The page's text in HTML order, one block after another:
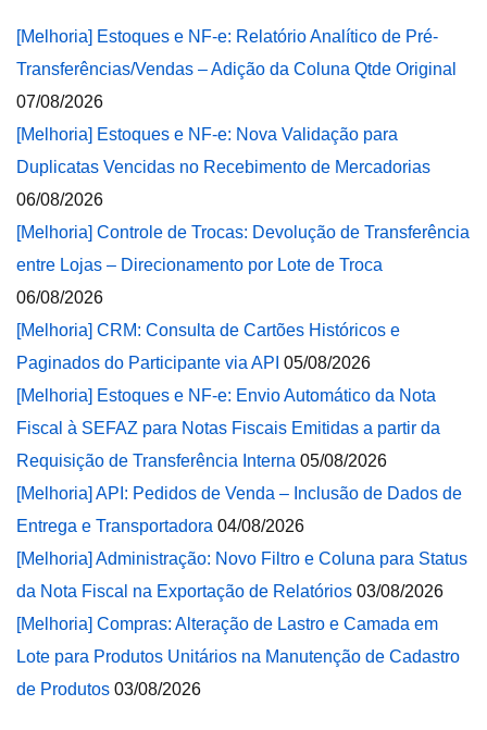
[Melhoria] Estoques e NF-e: Relatório Analítico de Pré-
Transferências/Vendas – Adição da Coluna Qtde Original
07/08/2026
[Melhoria] Estoques e NF-e: Nova Validação para
Duplicatas Vencidas no Recebimento de Mercadorias
06/08/2026
[Melhoria] Controle de Trocas: Devolução de Transferência
entre Lojas – Direcionamento por Lote de Troca
06/08/2026
[Melhoria] CRM: Consulta de Cartões Históricos e
Paginados do Participante via API 05/08/2026
[Melhoria] Estoques e NF-e: Envio Automático da Nota
Fiscal à SEFAZ para Notas Fiscais Emitidas a partir da
Requisição de Transferência Interna 05/08/2026
[Melhoria] API: Pedidos de Venda – Inclusão de Dados de
Entrega e Transportadora 04/08/2026
[Melhoria] Administração: Novo Filtro e Coluna para Status
da Nota Fiscal na Exportação de Relatórios 03/08/2026
[Melhoria] Compras: Alteração de Lastro e Camada em
Lote para Produtos Unitários na Manutenção de Cadastro
de Produtos 03/08/2026